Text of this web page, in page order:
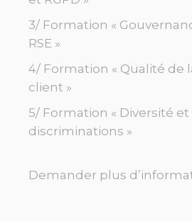
3/ Formation «
RSE »
4/ Formation « Qualité de
client »
5/ Formation « Diversité
discriminations »
Demander plus